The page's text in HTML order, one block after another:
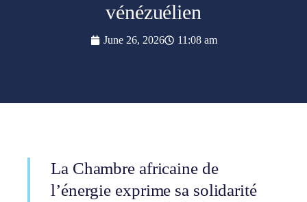
vénézuélien
June 26, 2026 11:08 am
La Chambre africaine de
l’énergie exprime sa solidarité